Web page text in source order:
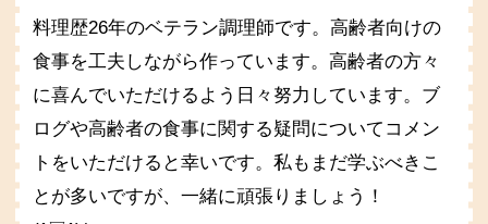
料理歴26年のベテラン調理師です。高齢者向けの
食事を工夫しながら作っています。高齢者の方々
に喜んでいただけるよう日々努力しています。ブ
ログや高齢者の食事に関する疑問についてコメン
トをいただけると幸いです。私もまだ学ぶべきこ
とが多いですが、一緒に頑張りましょう！